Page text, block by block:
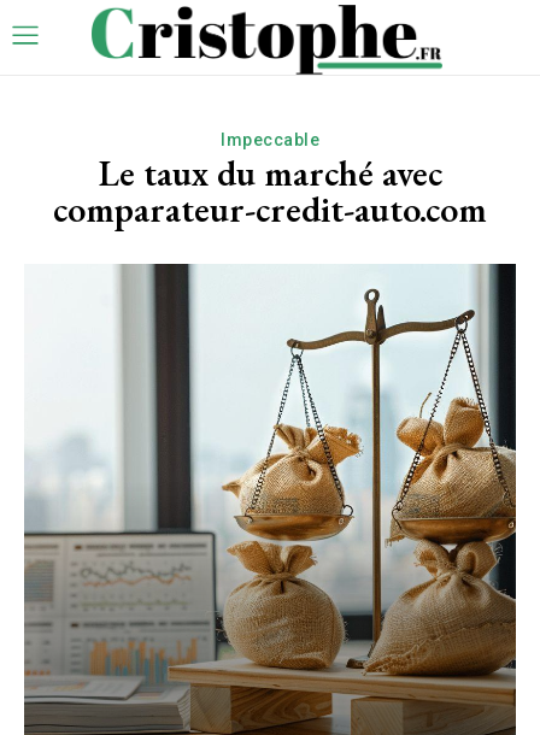
Impeccable
Le taux du marché avec
comparateur-credit-auto.com